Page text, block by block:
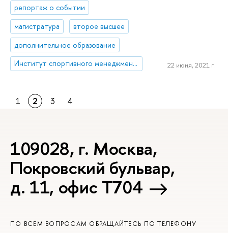
репортаж о событии
магистратура
второе высшее
дополнительное образование
Институт спортивного менеджмента и права
22 июня, 2021 г.
1 2 3 4
109028, г. Москва,
Покровский бульвар,
д. 11, офис Т704
ПО ВСЕМ ВОПРОСАМ ОБРАЩАЙТЕСЬ ПО ТЕЛЕФОНУ